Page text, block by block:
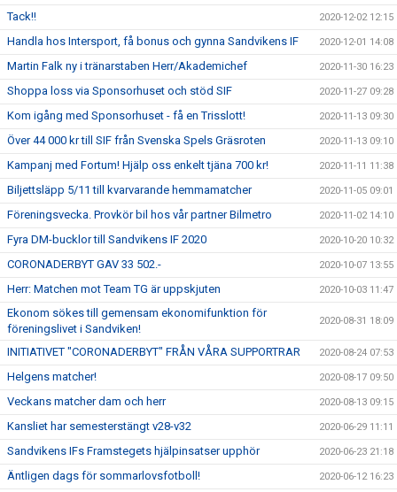
Tack!! 2020-12-02 12:15
Handla hos Intersport, få bonus och gynna Sandvikens IF 2020-12-01 14:08
Martin Falk ny i tränarstaben Herr/Akademichef 2020-11-30 16:23
Shoppa loss via Sponsorhuset och stöd SIF 2020-11-27 09:28
Kom igång med Sponsorhuset - få en Trisslott! 2020-11-13 09:30
Över 44 000 kr till SIF från Svenska Spels Gräsroten 2020-11-13 09:10
Kampanj med Fortum! Hjälp oss enkelt tjäna 700 kr! 2020-11-11 11:38
Biljettsläpp 5/11 till kvarvarande hemmamatcher 2020-11-05 09:01
Föreningsvecka. Provkör bil hos vår partner Bilmetro 2020-11-02 14:10
Fyra DM-bucklor till Sandvikens IF 2020 2020-10-20 10:32
CORONADERBYT GAV 33 502.- 2020-10-07 13:55
Herr: Matchen mot Team TG är uppskjuten 2020-10-03 11:47
Ekonom sökes till gemensam ekonomifunktion för
föreningslivet i Sandviken!
2020-08-31 18:09
INITIATIVET "CORONADERBYT" FRÅN VÅRA SUPPORTRAR 2020-08-24 07:53
Helgens matcher! 2020-08-17 09:50
Veckans matcher dam och herr 2020-08-13 09:15
Kansliet har semesterstängt v28-v32 2020-06-29 11:11
Sandvikens IFs Framstegets hjälpinsatser upphör 2020-06-23 21:18
Äntligen dags för sommarlovsfotboll! 2020-06-12 16:23